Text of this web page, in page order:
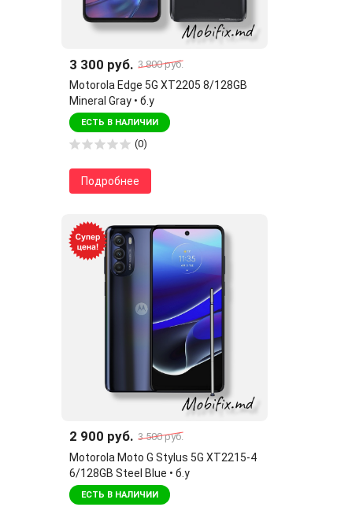
3 300 руб. 3 800 руб.
Motorola Edge 5G XT2205 8/128GB
Mineral Gray • б.у
ЕСТЬ В НАЛИЧИИ
(0)
Подробнее
2 900 руб. 3 500 руб.
Motorola Moto G Stylus 5G XT2215-4
6/128GB Steel Blue • б.у
ЕСТЬ В НАЛИЧИИ